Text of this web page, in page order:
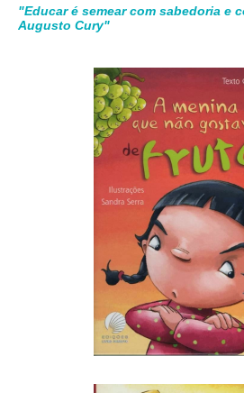
"Educar é semear com sabedoria e
Augusto Cury"